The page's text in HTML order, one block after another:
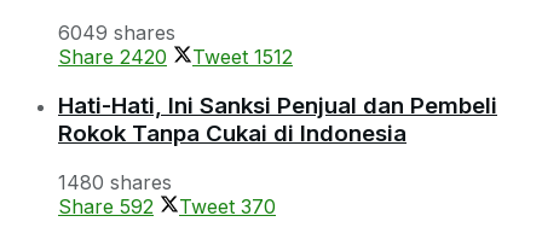
6049 shares
Share 2420 Tweet 1512
Hati-Hati, Ini Sanksi Penjual dan Pembeli
Rokok Tanpa Cukai di Indonesia
1480 shares
Share 592 Tweet 370